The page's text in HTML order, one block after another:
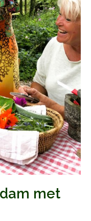
met